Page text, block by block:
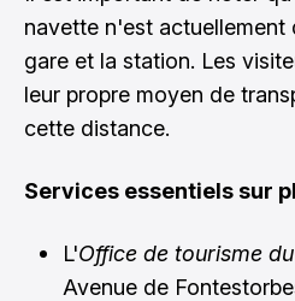
navette n'est actuellement
gare et la station. Les
leur propre moyen de
cette distance.
Services essentiels sur
L'Office de tourisme
Avenue de